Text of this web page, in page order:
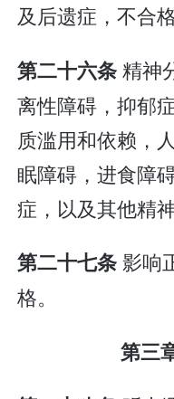
及后遗症，不合格
第二十六条精神
离性障碍，抑郁
质滥用和依赖，
眠障碍，进食障
症，以及其他精
第二十七条影响
格。
第三